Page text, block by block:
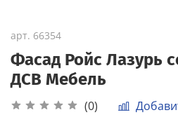
арт. 66354
Фасад Ройс Лазурь
ДСВ Мебель
(0)